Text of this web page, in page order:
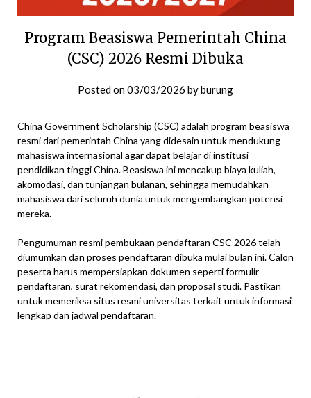
Program Beasiswa Pemerintah China
(CSC) 2026 Resmi Dibuka
Posted on03/03/2026 byburung
China Government Scholarship (CSC) adalah program beasiswa
resmi dari pemerintah China yang didesain untuk mendukung
mahasiswa internasional agar dapat belajar di institusi
pendidikan tinggi China. Beasiswa ini mencakup biaya kuliah,
akomodasi, dan tunjangan bulanan, sehingga memudahkan
mahasiswa dari seluruh dunia untuk mengembangkan potensi
mereka.
Pengumuman resmi pembukaan pendaftaran CSC 2026 telah
diumumkan dan proses pendaftaran dibuka mulai bulan ini. Calon
peserta harus mempersiapkan dokumen seperti formulir
pendaftaran, surat rekomendasi, dan proposal studi. Pastikan
untuk memeriksa situs resmi universitas terkait untuk informasi
lengkap dan jadwal pendaftaran.